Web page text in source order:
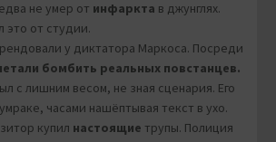
едва не умер от инфаркта в джунглях.
это от студии.
у диктатора Маркоса. Посреди
бомбить реальных повстанцев.
с лишним весом, не зная сценария. Его
часами нашёптывая текст в ухо.
купил настоящие трупы. Полиция